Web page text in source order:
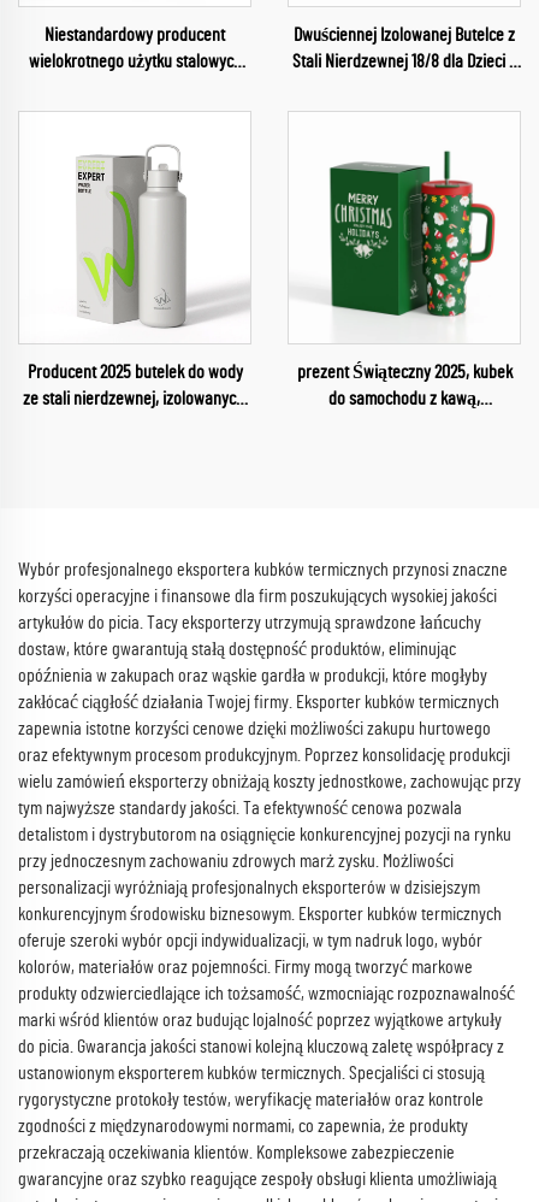
Niestandardowy producent
wielokrotnego użytku stalowych
Dwuściennej Izolowanej Butelce z
Stali Nierdzewnej 18/8 dla Dzieci z
Producent 2025 butelek do wody
ze stali nierdzewnej, izolowanych,
prezent Świąteczny 2025, kubek
do samochodu z kawą,
Wybór profesjonalnego eksportera kubków termicznych przynosi znaczne
korzyści operacyjne i finansowe dla firm poszukujących wysokiej jakości
artykułów do picia. Tacy eksporterzy utrzymują sprawdzone łańcuchy
dostaw, które gwarantują stałą dostępność produktów, eliminując
opóźnienia w zakupach oraz wąskie gardła w produkcji, które mogłyby
zakłócać ciągłość działania Twojej firmy. Eksporter kubków termicznych
zapewnia istotne korzyści cenowe dzięki możliwości zakupu hurtowego
oraz efektywnym procesom produkcyjnym. Poprzez konsolidację produkcji
wielu zamówień eksporterzy obniżają koszty jednostkowe, zachowując przy
tym najwyższe standardy jakości. Ta efektywność cenowa pozwala
detalistom i dystrybutorom na osiągnięcie konkurencyjnej pozycji na rynku
przy jednoczesnym zachowaniu zdrowych marż zysku. Możliwości
personalizacji wyróżniają profesjonalnych eksporterów w dzisiejszym
konkurencyjnym środowisku biznesowym. Eksporter kubków termicznych
oferuje szeroki wybór opcji indywidualizacji, w tym nadruk logo, wybór
kolorów, materiałów oraz pojemności. Firmy mogą tworzyć markowe
produkty odzwierciedlające ich tożsamość, wzmocniając rozpoznawalność
marki wśród klientów oraz budując lojalność poprzez wyjątkowe artykuły
do picia. Gwarancja jakości stanowi kolejną kluczową zaletę współpracy z
ustanowionym eksporterem kubków termicznych. Specjaliści ci stosują
rygorystyczne protokoły testów, weryfikację materiałów oraz kontrole
zgodności z międzynarodowymi normami, co zapewnia, że produkty
przekraczają oczekiwania klientów. Kompleksowe zabezpieczenie
gwarancyjne oraz szybko reagujące zespoły obsługi klienta umożliwiają